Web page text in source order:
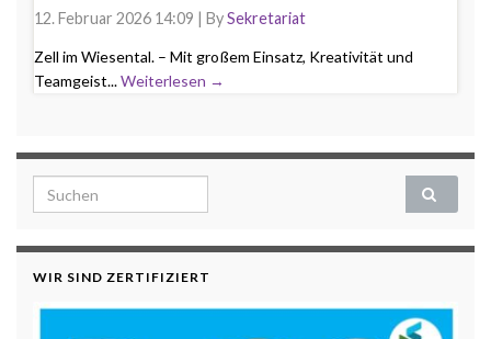
12. Februar 2026 14:09 | BySekretariat
Zell im Wiesental. – Mit großem Einsatz, Kreativität und
Teamgeist...Weiterlesen →
Search for:
WIR SIND ZERTIFIZIERT